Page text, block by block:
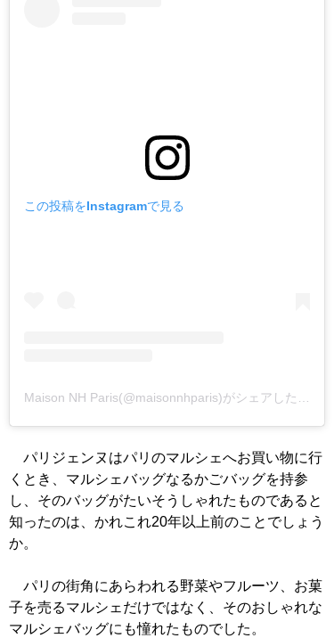
この投稿をInstagramで見る
Maison NH Paris(@maisonnhparis)がシェアした投稿
パリジェンヌはパリのマルシェへお買い物に行
くとき、マルシェバッグなるかごバッグを持参
し、そのバッグがたいそうしゃれたものであると
知ったのは、かれこれ20年以上前のことでしょう
か。
パリの街角にあらわれる野菜やフルーツ、お菓
子を売るマルシェだけではなく、そのおしゃれな
マルシェバッグにも憧れたものでした。